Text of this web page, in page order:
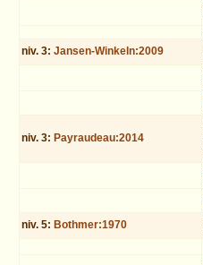
niv. 3:Jansen-Winkeln:2009
niv. 3: Payraudeau:2014
niv. 5: Bothmer:1970